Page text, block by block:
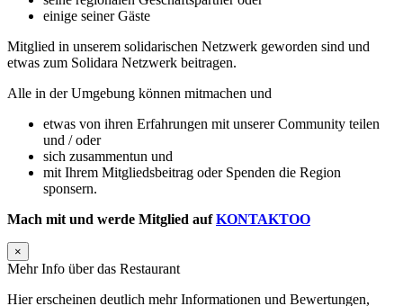
einige seiner Gäste
Mitglied in unserem solidarischen Netzwerk geworden sind und
etwas zum Solidara Netzwerk beitragen.
Alle in der Umgebung können mitmachen und
etwas von ihren Erfahrungen mit unserer Community teilen
und / oder
sich zusammentun und
mit Ihrem Mitgliedsbeitrag oder Spenden die Region
sponsern.
Mach mit und werde Mitglied aufKONTAKTOO
×
Mehr Info über das Restaurant
Hier erscheinen deutlich mehr Informationen und Bewertungen,